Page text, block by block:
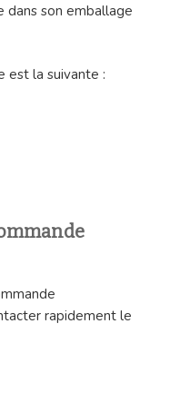
dans son emballage
est la suivante :
rapidement le